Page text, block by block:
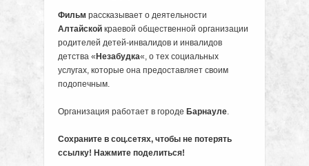
Фильм рассказывает о деятельности
Алтайской краевой общественной организации
родителей детей-инвалидов и инвалидов
детства « Незабудка«, о тех социальных
услугах, которые она предоставляет своим
подопечным.
Организация работает в городе Барнауле.
Сохраните в соц.сетях, чтобы не потерять
ссылку! Нажмите поделиться!